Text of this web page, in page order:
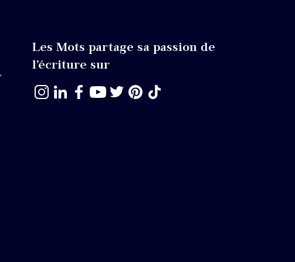
Les Mots partage sa passion de
l’écriture sur